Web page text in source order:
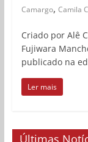
Camargo, Camila
Criado por Alê
Fujiwara
publicado na
Ler mais
Últimas